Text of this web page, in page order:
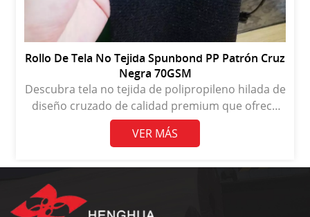
Rollo De Tela No Tejida Spunbond PP Patrón Cruz
Negra 70GSM
Descubra tela no tejida de polipropileno hilada de
diseño cruzado de calidad premium que ofrece
una durabilidad y versatilidad excepcionales para
diversas aplicaciones.
VER MÁS